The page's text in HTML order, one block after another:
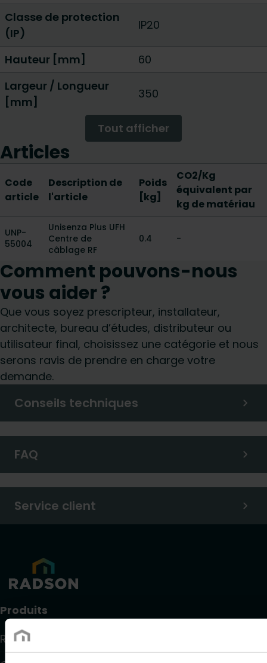
Classe de protection
(IP)
IP20
Hauteur [mm]
60
Largeur / Longueur
[mm]
350
Tout afficher
Articles
Code
article
Description de
l'article
Poids
[kg]
CO2/Kg
équivalent par
kg de matériau
UNP-
55004
Unisenza Plus UFH
Centre de
câblage RF
0.4 -
Comment pouvons-nous
vous aider ?
Que vous soyez prescripteur, installateur,
architecte, bureau d’études, distributeur ou
utilisateur final, choisissez une catégorie et nous
serons ravis de prendre en charge votre
demande.
Conseils techniques
FAQ
Service client
Produits
Radiateurs